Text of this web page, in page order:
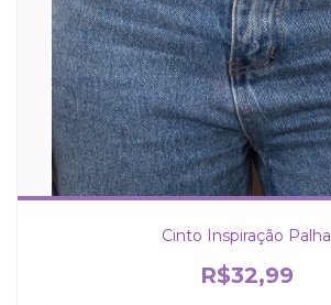
Cinto Inspiração Palha
R$32,99